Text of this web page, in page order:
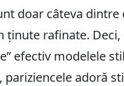
doar câteva
ținute rafinate. Deci,
efectiv modelele
adoră